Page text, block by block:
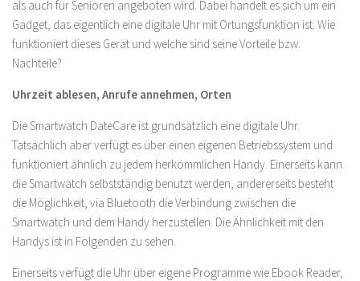
als auch für Senioren angeboten wird. Dabei handelt es sich um ein
Gadget, das eigentlich eine digitale Uhr mit Ortungsfunktion ist. Wie
funktioniert dieses Gerät und welche sind seine Vorteile bzw.
Nachteile?
Uhrzeit ablesen, Anrufe annehmen, Orten
Die Smartwatch DateCare ist grundsätzlich eine digitale Uhr.
Tatsächlich aber verfügt es über einen eigenen Betriebssystem und
funktioniert ähnlich zu jedem herkömmlichen Handy. Einerseits kann
die Smartwatch selbstständig benutzt werden, andererseits besteht
die Möglichkeit, via Bluetooth die Verbindung zwischen die
Smartwatch und dem Handy herzustellen. Die Ähnlichkeit mit den
Handys ist in Folgenden zu sehen.
Einerseits verfügt die Uhr über eigene Programme wie Ebook Reader,